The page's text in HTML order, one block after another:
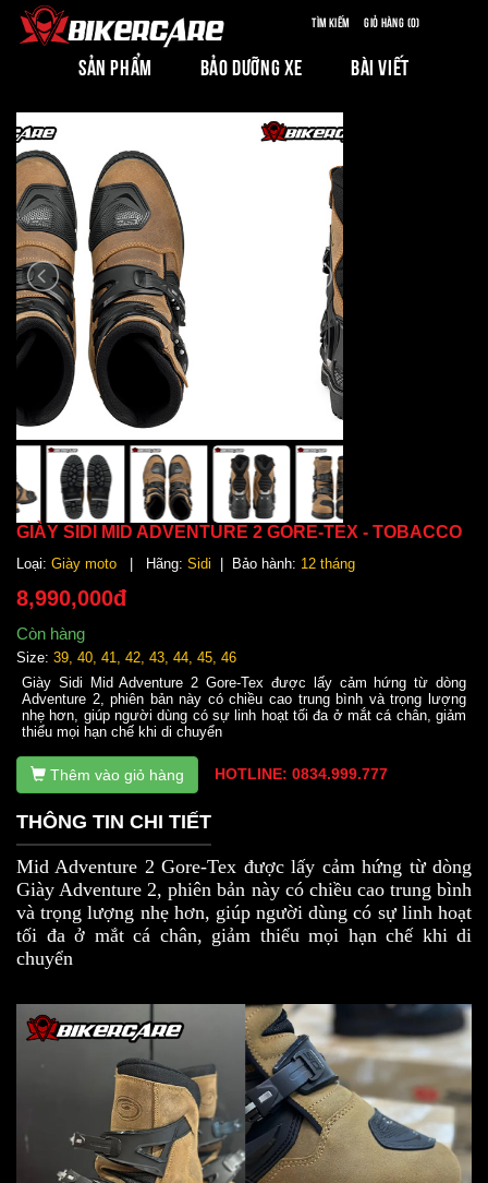
Tìm kiếm Giỏ hàng (0)
SẢN PHẨM BẢO DƯỠNG XE BÀI VIẾT
GIÀY SIDI MID ADVENTURE 2 GORE-TEX - TOBACCO
Loại: Giày moto | Hãng: Sidi | Bảo hành: 12 tháng
8,990,000đ
Còn hàng
Size: 39, 40, 41, 42, 43, 44, 45, 46
Giày Sidi Mid Adventure 2 Gore-Tex được lấy cảm hứng từ dòng
Adventure 2, phiên bản này có chiều cao trung bình và trọng lượng
nhẹ hơn, giúp người dùng có sự linh hoạt tối đa ở mắt cá chân, giảm
thiểu mọi hạn chế khi di chuyển
Thêm vào giỏ hàng HOTLINE: 0834.999.777
THÔNG TIN CHI TIẾT
Mid Adventure 2 Gore-Tex được lấy cảm hứng từ dòng
Giày Adventure 2, phiên bản này có chiều cao trung bình
và trọng lượng nhẹ hơn, giúp người dùng có sự linh hoạt
tối đa ở mắt cá chân, giảm thiểu mọi hạn chế khi di
chuyển